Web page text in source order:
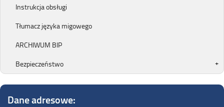
Instrukcja obsługi
Tłumacz języka migowego
ARCHIWUM BIP
Bezpieczeństwo
Dane adresowe: